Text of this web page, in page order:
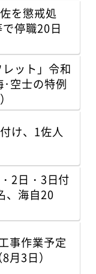
を懲戒処
停職20日
レット」令和
空士の特例
け、1佐人
2日・3日付
、海自20
事作業予定
月3日）